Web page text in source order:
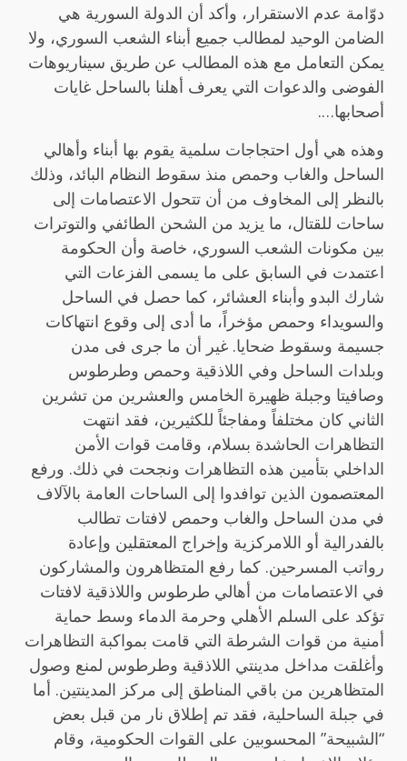
دوّامة عدم الاستقرار، وأكد أن الدولة السورية هي
الضامن الوحيد لمطالب جميع أبناء الشعب السوري، ولا
يمكن التعامل مع هذه المطالب عن طريق سيناريوهات
الفوضى والدعوات التي يعرف أهلنا بالساحل غايات
أصحابها….
وهذه هي أول احتجاجات سلمية يقوم بها أبناء وأهالي
الساحل والغاب وحمص منذ سقوط النظام البائد، وذلك
بالنظر إلى المخاوف من أن تتحول الاعتصامات إلى
ساحات للقتال، ما يزيد من الشحن الطائفي والتوترات
بين مكونات الشعب السوري، خاصة وأن الحكومة
اعتمدت في السابق على ما يسمى الفزعات التي
شارك البدو وأبناء العشائر، كما حصل في الساحل
والسويداء وحمص مؤخراً، ما أدى إلى وقوع انتهاكات
جسيمة وسقوط ضحايا. غير أن ما جرى فى مدن
وبلدات الساحل وفي اللاذقية وحمص وطرطوس
وصافيتا وجبلة ظهيرة الخامس والعشرين من تشرين
الثاني كان مختلفاً ومفاجئاً للكثيرين، فقد انتهت
التظاهرات الحاشدة بسلام، وقامت قوات الأمن
الداخلي بتأمين هذه التظاهرات ونجحت في ذلك. ورفع
المعتصمون الذين توافدوا إلى الساحات العامة بالآلاف
في مدن الساحل والغاب وحمص لافتات تطالب
بالفدرالية أو اللامركزية وإخراج المعتقلين وإعادة
رواتب المسرحين. كما رفع المتظاهرون والمشاركون
في الاعتصامات من أهالي طرطوس واللاذقية لافتات
تؤكد على السلم الأهلي وحرمة الدماء وسط حماية
أمنية من قوات الشرطة التي قامت بمواكبة التظاهرات
وأغلقت مداخل مدينتي اللاذقية وطرطوس لمنع وصول
المتظاهرين من باقي المناطق إلى مركز المدينتين. أما
في جبلة الساحلية، فقد تم إطلاق نار من قبل بعض
“الشبيحة” المحسوبين على القوات الحكومية، وقام